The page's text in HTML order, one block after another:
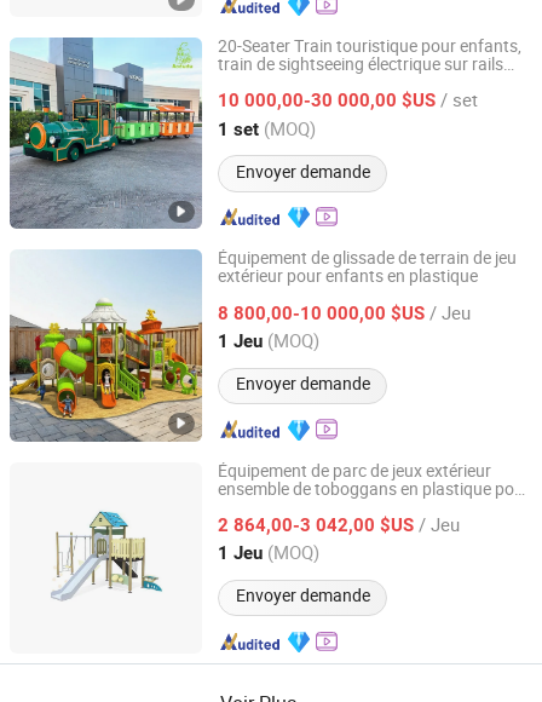
20-Seater Train touristique pour enfants,
train de sightseeing électrique sur rails
10 000,00-30 000,00 $US / set
1 set (MOQ)
Envoyer demande
Changzhou Aodudu Leisure Co Ltd
Jiangsu, China Depuis 2014
Équipement de glissade de terrain de jeu
extérieur pour enfants en plastique
8 800,00-10 000,00 $US / Jeu
1 Jeu (MOQ)
Envoyer demande
Huadong Entertainment Equipment Co., Ltd.
Zhejiang, China Depuis 2008
Équipement de parc de jeux extérieur
ensemble de toboggans en plastique pour
enfants
2 864,00-3 042,00 $US / Jeu
1 Jeu (MOQ)
Envoyer demande
Wenzhou Dongliang Amusement Equipment Co., Ltd
Zhejiang, China Depuis 2026